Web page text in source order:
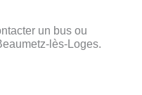
un bus ou
lès-Loges.